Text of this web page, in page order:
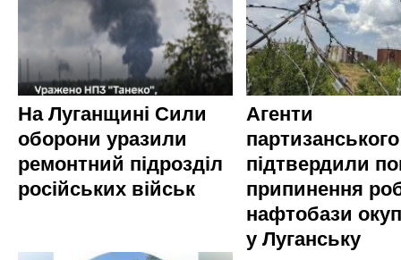
На Луганщині Сили
оборони уразили
ремонтний підрозділ
російських військ
Агенти
підтвердили
припинення
нафтобази
у Луганську